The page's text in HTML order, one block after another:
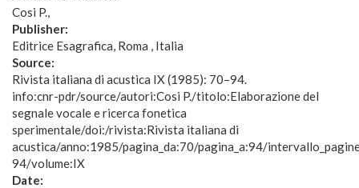
Cosi P.
Publisher:
Editrice Esagrafica, Roma , Italia
Source:
Rivista italiana di acustica IX (1985): 70–94.
info:cnr-pdr/source/autori:Cosi P./titolo:Elaborazione del
segnale vocale e ricerca fonetica
sperimentale/doi:/rivista:Rivista italiana di
acustica/anno:1985/pagina_da:70/pagina_a:94/
94/volume:IX
Date: